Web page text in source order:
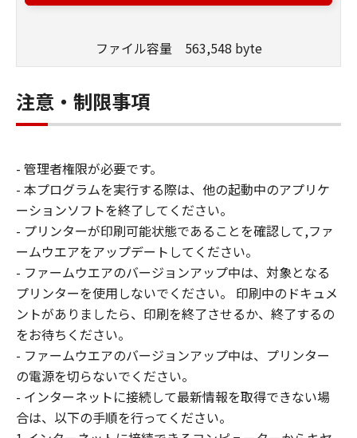
タの記憶媒体上にインストールすること、
と、アクセスすること、読み出すこと、も
しくは実行することのいずれも含むものと
します）することができます。お客様はま
た、お客様が「プリンタ」を使用すること
に、本契約の条件の下で、「許諾ソフトウ
エア」を使用させることができます。その
場合、お客様には、かかる「指定ユーザ」
を本契約の条件に従わせることにつき、す
べての責任を負っていただくものとしま
す。 (2) お客様は、再使用許諾、譲渡、頒
布、貸与その他の方法により、第三者に
「本ソフトウエア」を使用もしくは利用さ
せることはできません。
(3) お客様は、「本ソフトウエア」の全部
または一部を修正、改変、リバース・エン
ジニアリング、逆コンパイルまたは逆アセ
ンブル等することはできません。また第三
ファイル容量 563,548 byte
注意・制限事項
- 管理者権限が必要です。
- 本プログラムを実行する際は、他の起動中のアプリケ
ーションソフトを終了してください。
- プリンターが印刷可能状態であることを確認して,ファ
ームウエアをアップデートしてください。
- ファームウエアのバージョンアップ中は、対象となる
プリンターを使用しないでください。 印刷中のドキュメ
ントがありましたら、印刷を終了させるか、終了するの
をお待ちください。
- ファームウエアのバージョンアップ中は、プリンター
の電源を切らないでください。
- インターネットに接続して最新情報を取得できない場
合は、以下の手順を行ってください。